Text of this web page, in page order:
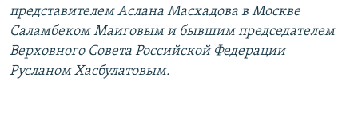
РАСПИСАНИЕ ВЕЩАНИЯ
ПОДПИШИТЕСЬ НА РАССЫЛКУ
СОЦИАЛЬНЫЕ СЕТИ
представителем Аслана Масхадова в Москве
Саламбеком Маиговым и бывшим председателем
Верховного Совета Российской Федерации
Русланом Хасбулатовым.